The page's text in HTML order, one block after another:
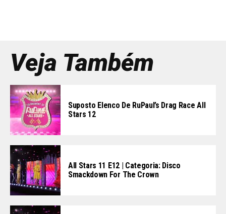
Veja Também
Suposto Elenco De RuPaul’s Drag Race All
Stars 12
All Stars 11 E12 | Categoria: Disco
Smackdown For The Crown